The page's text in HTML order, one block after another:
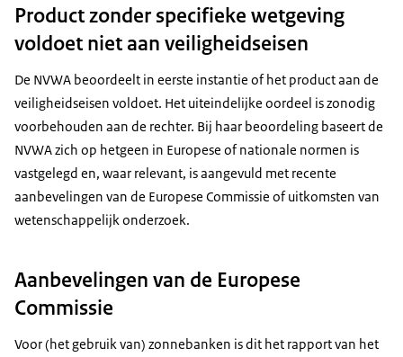
Product zonder specifieke wetgeving
voldoet niet aan veiligheidseisen
De NVWA beoordeelt in eerste instantie of het product aan de
veiligheidseisen voldoet. Het uiteindelijke oordeel is zonodig
voorbehouden aan de rechter. Bij haar beoordeling baseert de
NVWA zich op hetgeen in Europese of nationale normen is
vastgelegd en, waar relevant, is aangevuld met recente
aanbevelingen van de Europese Commissie of uitkomsten van
wetenschappelijk onderzoek.
Aanbevelingen van de Europese
Commissie
Voor (het gebruik van) zonnebanken is dit het rapport van het